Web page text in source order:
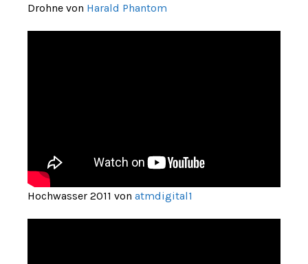
Drohne von Harald Phantom
Hochwasser 2011 von atmdigital1